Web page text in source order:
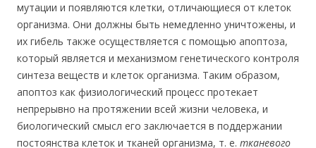
мутации и появляются клетки, отличающиеся от клеток
организма. Они должны быть немедленно уничтожены, и
их гибель также осуществляется с помощью апоптоза,
который является и механизмом генетического контроля
синтеза веществ и клеток организма. Таким образом,
апоптоз как физиологический процесс протекает
непрерывно на протяжении всей жизни человека, и
биологический смысл его заключается в поддержании
постоянства клеток и тканей организма, т. е. тканевого